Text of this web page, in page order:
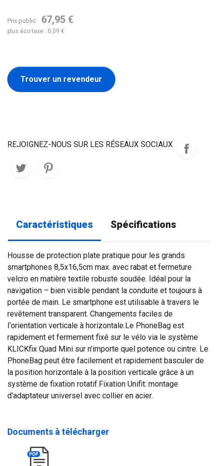
Prix public 67,95 €
plus éco taxe : 0,09 €
Trouver un revendeur
REJOIGNEZ-NOUS SUR LES RÉSEAUX SOCIAUX
Caractéristiques Spécifications
Housse de protection plate pratique pour les grands
smartphones 8,5x16,5cm max. avec rabat et fermeture
velcro en matière textile robuste soudée. Idéal pour la
navigation – bien visible pendant la conduite et toujours à
portée de main. Le smartphone est utilisable à travers le
revêtement transparent. Changements faciles de
l‘orientation verticale à horizontale.Le PhoneBag est
rapidement et fermement fixé sur le vélo via le système
KLICKfix Quad Mini sur n’importe quel potence ou cintre. Le
PhoneBag peut être facilement et rapidement basculer de
la position horizontale à la position verticale grâce à un
système de fixation rotatif.Fixation Unifit: montage
d'adaptateur universel avec collier en acier.
Documents à télécharger